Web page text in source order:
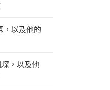
，以及他的
，以及他